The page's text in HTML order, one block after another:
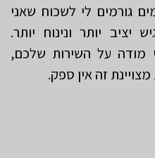
גורמים לי לשכוח שאני
יציב יותר ונינוח יותר.
מודה על השירות שלכם,
זה אין ספק.